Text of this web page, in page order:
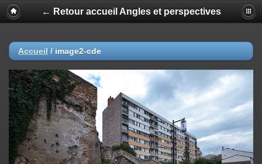
← Retour accueil Angles et perspectives
Accueil / image2-cde